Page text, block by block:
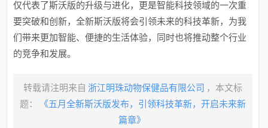
仅代表了斯沃版的升级与进化，更是智能科技领域的一次重
要突破和创新，全新斯沃版将会引领未来的科技革新，为我
们带来更加智能、便捷的生活体验，同时也将推动整个行业
的竞争和发展。
转载请注明来自 浙江明珠动物保健品有限公司 ，本文标
题：
《五月全新斯沃版发布，引领科技革新，开启未来新
篇章》